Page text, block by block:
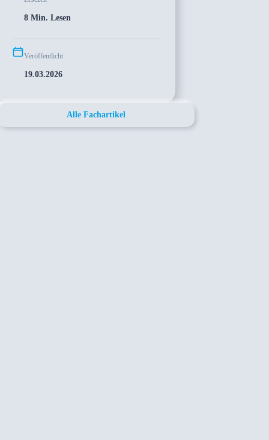
8 Min. Lesen
Veröffentlicht
19.03.2026
Alle Fachartikel